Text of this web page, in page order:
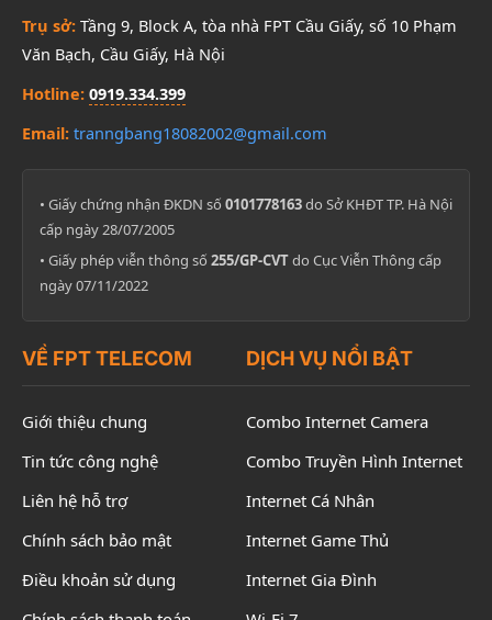
Trụ sở: Tầng 9, Block A, tòa nhà FPT Cầu Giấy, số 10 Phạm
Văn Bạch, Cầu Giấy, Hà Nội
Hotline: 0919.334.399
Email: tranngbang18082002@gmail.com
• Giấy chứng nhận ĐKDN số 0101778163do Sở KHĐT TP. Hà Nội
cấp ngày 28/07/2005
• Giấy phép viễn thông số 255/GP-CVTdo Cục Viễn Thông cấp
ngày 07/11/2022
VỀ FPT TELECOM
Giới thiệu chung
Tin tức công nghệ
Liên hệ hỗ trợ
Chính sách bảo mật
Điều khoản sử dụng
DỊCH VỤ NỔI BẬT
Combo Internet Camera
Combo Truyền Hình Internet
Internet Cá Nhân
Internet Game Thủ
Internet Gia Đình